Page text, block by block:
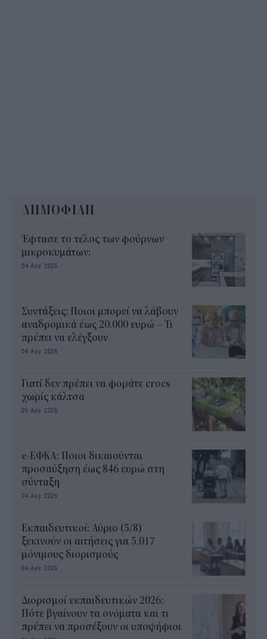
ΔΗΜΟΦΙΛΗ
Έφτασε το τέλος των φούρνων
μικροκυμάτων;
04 Αυγ 2026
Συντάξεις: Ποιοι μπορεί να λάβουν
αναδρομικά έως 20.000 ευρώ – Τι
πρέπει να ελέγξουν
04 Αυγ 2026
Γιατί δεν πρέπει να φοράτε crocs
χωρίς κάλτσα
06 Αυγ 2026
e-ΕΦΚΑ: Ποιοι δικαιούνται
προσαύξηση έως 846 ευρώ στη
σύνταξη
04 Αυγ 2026
Εκπαιδευτικοί: Αύριο (5/8)
ξεκινούν οι αιτήσεις για 5.017
μόνιμους διορισμούς
04 Αυγ 2026
Διορισμοί εκπαιδευτικών 2026:
Πότε βγαίνουν τα ονόματα και τι
πρέπει να προσέξουν οι υποψήφιοι